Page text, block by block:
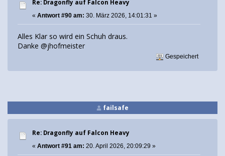
Re: Dragonfly auf Falcon Heavy
« Antwort #90 am: 30. März 2026, 14:01:31 »
Alles Klar so wird ein Schuh draus.
Danke @jhofmeister
Gespeichert
failsafe
Re: Dragonfly auf Falcon Heavy
« Antwort #91 am: 20. April 2026, 20:09:29 »